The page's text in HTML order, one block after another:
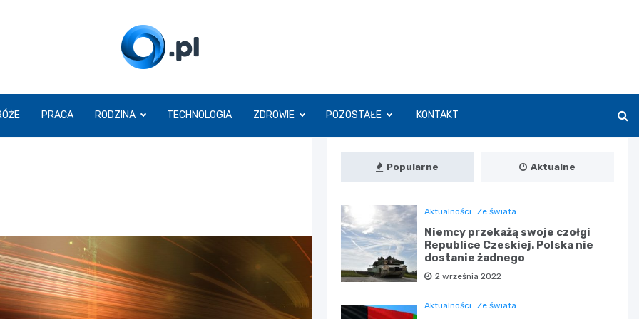
O.pl
PRACA RODZINA TECHNOLOGIA ZDROWIE POZOSTAŁE KONTAKT
Popularne Aktualne
Aktualności Ze świata
Niemcy przekażą swoje czołgi
Republice Czeskiej. Polska nie
dostanie żadnego
2 września 2022
Aktualności Ze świata